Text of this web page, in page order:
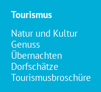
Tourismus
Natur und Kultur
Genuss
Übernachten
Dorfschätze
Tourismusbroschüre